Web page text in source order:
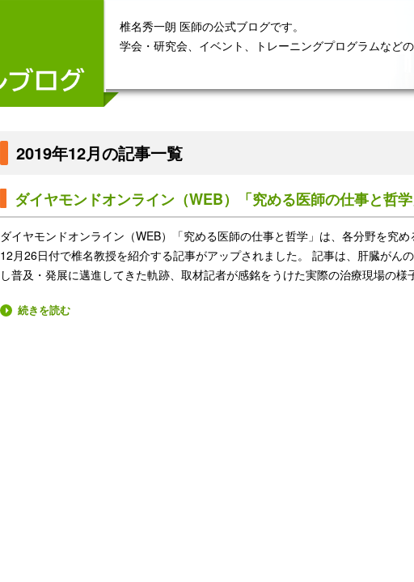
椎名秀一朗 医師の公式ブログです。
学会・研究会、イベント、トレーニングプログラムなど
2019年12月の記事一覧
ダイヤモンドオンライン（WEB）「究める医師の仕事と哲
ダイヤモンドオンライン（WEB）「究める医師の仕事と哲学」は、各分野を究
12月26日付で椎名教授を紹介する記事がアップされました。 記事は、肝臓がん
し普及・発展に邁進してきた軌跡、取材記者が感銘をうけた実際の治療現場の
続きを読む